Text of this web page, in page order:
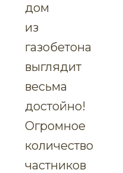
дом
из
газобетона
выглядит
весьма
достойно!
Огромное
количество
частников